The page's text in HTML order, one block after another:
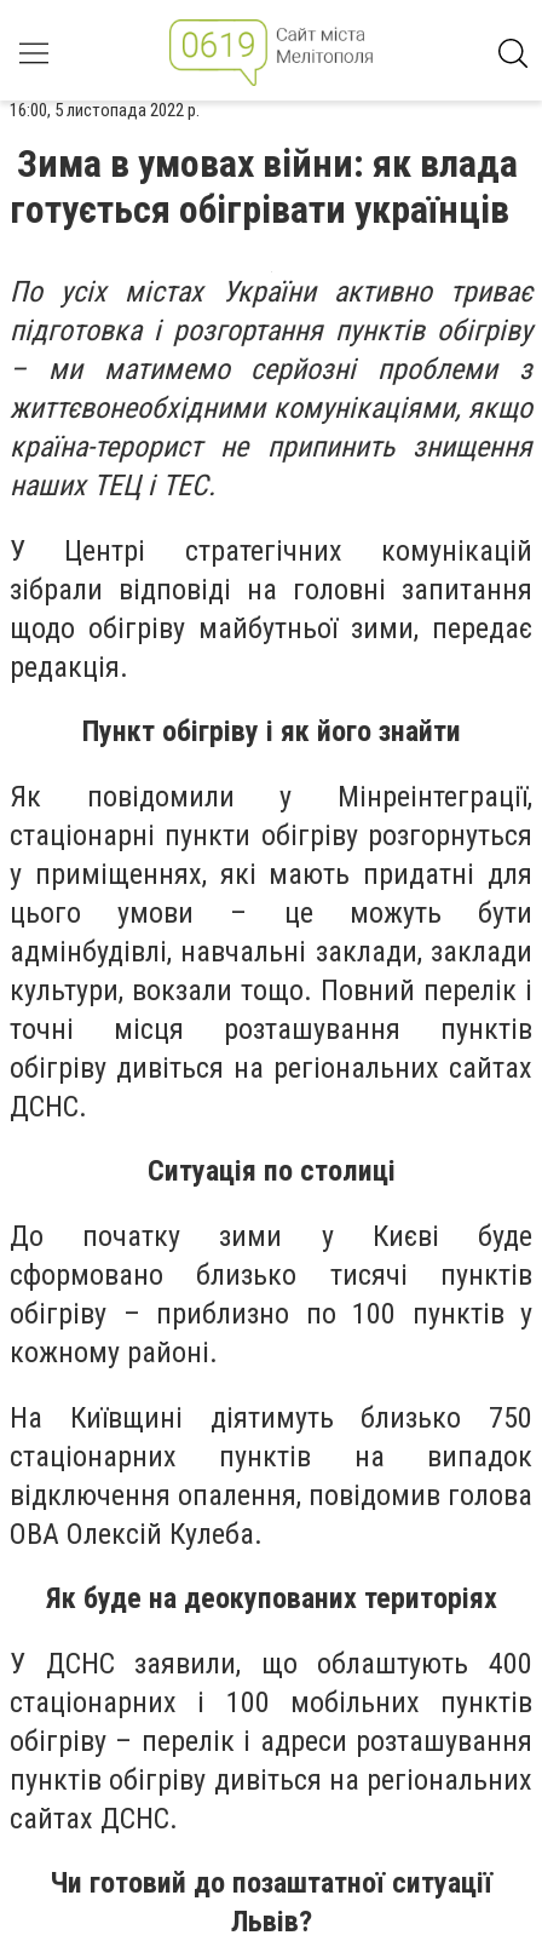
16:00, 5 листопада 2022 р.
Зима в умовах війни: як влада
готується обігрівати українців
По усіх містах України активно триває
підготовка і розгортання пунктів обігріву
– ми матимемо серйозні проблеми з
життєвонеобхідними комунікаціями, якщо
країна-терорист не припинить знищення
наших ТЕЦ і ТЕС.
У Центрі стратегічних комунікацій
зібрали відповіді на головні запитання
щодо обігріву майбутньої зими, передає
редакція.
Пункт обігріву і як його знайти
Як повідомили у Мінреінтеграції,
стаціонарні пункти обігріву розгорнуться
у приміщеннях, які мають придатні для
цього умови – це можуть бути
адмінбудівлі, навчальні заклади, заклади
культури, вокзали тощо. Повний перелік і
точні місця розташування пунктів
обігріву дивіться на регіональних сайтах
ДСНС.
Ситуація по столиці
До початку зими у Києві буде
сформовано близько тисячі пунктів
обігріву – приблизно по 100 пунктів у
кожному районі.
На Київщині діятимуть близько 750
стаціонарних пунктів на випадок
відключення опалення, повідомив голова
ОВА Олексій Кулеба.
Як буде на деокупованих територіях
У ДСНС заявили, що облаштують 400
стаціонарних і 100 мобільних пунктів
обігріву – перелік і адреси розташування
пунктів обігріву дивіться на регіональних
сайтах ДСНС.
Чи готовий до позаштатної ситуації
Львів?